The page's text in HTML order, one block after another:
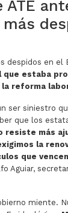
ATE
despidos en el
estaba
reforma
ser siniestro
que los
resiste más
la
que vencen
Aguiar,
miente.